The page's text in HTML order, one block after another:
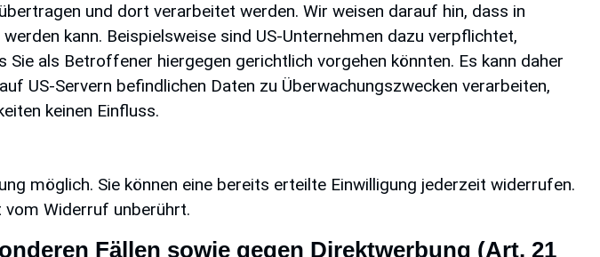
und dort verarbeitet werden. Wir weisen darauf hin, dass in
kann. Beispielsweise sind US-Unternehmen dazu verpflichtet,
als Betroffener hiergegen gerichtlich vorgehen könnten. Es kann daher
US-Servern befindlichen Daten zu Überwachungszwecken verarbeiten,
keinen Einfluss.
möglich. Sie können eine bereits erteilte Einwilligung jederzeit widerrufen.
Widerruf unberührt.
Fällen sowie gegen Direktwerbung (Art. 21